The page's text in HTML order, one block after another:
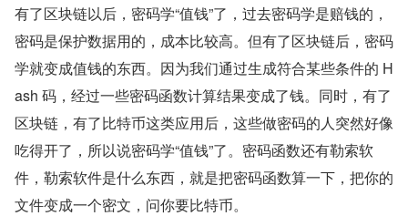
有了区块链以后，密码学“值钱”了，过去密码学是赔钱的，
密码是保护数据用的，成本比较高。但有了区块链后，密码
学就变成值钱的东西。因为我们通过生成符合某些条件的 H
ash 码，经过一些密码函数计算结果变成了钱。同时，有了
区块链，有了比特币这类应用后，这些做密码的人突然好像
吃得开了，所以说密码学“值钱”了。密码函数还有勒索软
件，勒索软件是什么东西，就是把密码函数算一下，把你的
文件变成一个密文，问你要比特币。